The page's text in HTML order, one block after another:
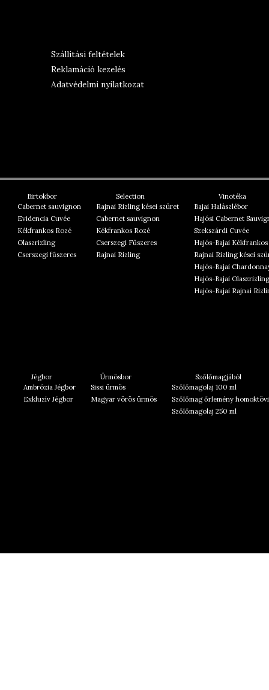
Szállítási feltételek
Reklamáció kezelés
Adatvédelmi nyilatkozat
Birtokbor
Cabernet sauvignon
Evidencia Cuvée
Kékfrankos Rozé
Olaszrizling
Cserszegi fűszeres
Selection
Rajnai Rizling kései szüret
Cabernet sauvignon
Kékfrankos Rozé
Cserszegi Fűszeres
Rajnai Rizling
Vinotéka
Bajai Halászlébor
Hajósi Cabernet
Szekszárdi Cuvée
Hajós-Bajai
Rajnai Rizling kései
Hajós-Bajai
Hajós-Bajai Olaszrizling
Hajós-Bajai Rajnai
Jégbor
Ambrózia Jégbor
Exkluzív Jégbor
Ürmösbor
Sissi ürmös
Magyar vörös ürmös
Szőlőmagjából
Szőlőmagolaj 100 ml
Szőlőmag őrlemény
Szőlőmagolaj 250 ml